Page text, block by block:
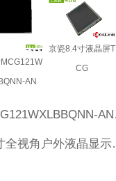
AN
京瓷8.4寸液晶屏T
CG
AN20京瓷工控液晶屏
液晶显示屏TCG121WXLRFVNN-AN70